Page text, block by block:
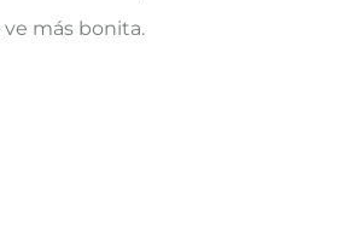
más bonita.